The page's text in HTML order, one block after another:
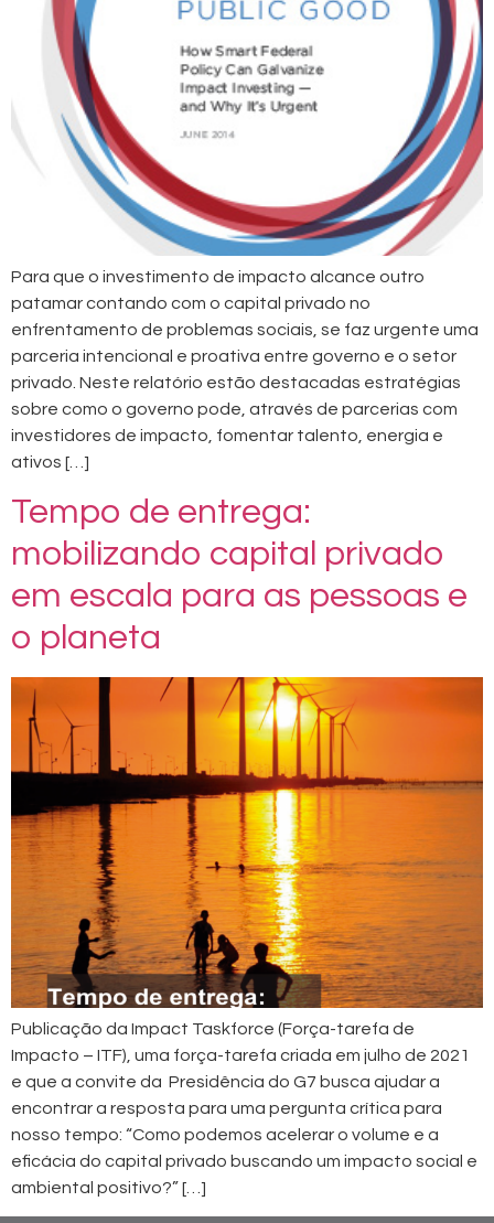
Para que o investimento de impacto alcance outro
patamar contando com o capital privado no
enfrentamento de problemas sociais, se faz urgente uma
parceria intencional e proativa entre governo e o setor
privado. Neste relatório estão destacadas estratégias
sobre como o governo pode, através de parcerias com
investidores de impacto, fomentar talento, energia e
ativos […]
Tempo de entrega:
mobilizando capital privado
em escala para as pessoas e
o planeta
Publicação da Impact Taskforce (Força-tarefa de
Impacto – ITF), uma força-tarefa criada em julho de 2021
e que a convite da Presidência do G7 busca ajudar a
encontrar a resposta para uma pergunta crítica para
nosso tempo: “Como podemos acelerar o volume e a
eficácia do capital privado buscando um impacto social e
ambiental positivo?” […]